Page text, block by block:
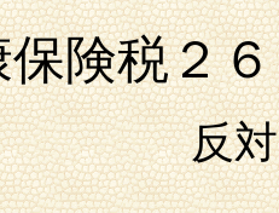
険税２
けど採